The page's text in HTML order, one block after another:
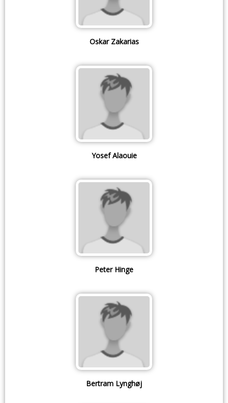
Oskar Zakarias
Yosef Alaouie
Peter Hinge
Bertram Lynghøj